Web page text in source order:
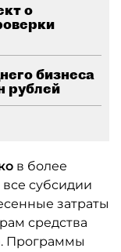
о
бизнеса
рублей
в более
все субсидии
затраты
средства
Программы